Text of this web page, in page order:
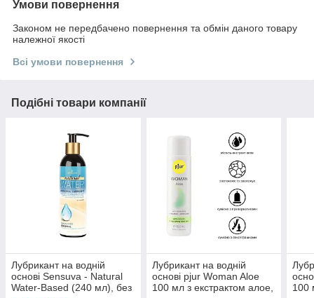
Умови повернення
Законом не передбачено повернення та обмін даного товару
належної якості
Всі умови повернення
Подібні товари компанії
Лубрикант на водній
основі Sensuva - Natural
Water-Based (240 мл), без
Лубрикант на водній
основі pjur Woman Aloe
100 мл з екстрактом алое,
100